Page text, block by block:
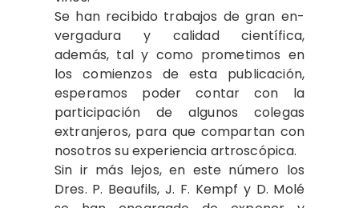
Se han recibido trabajos de gran en­
vergadura y calidad científica,
además, tal y como prometimos en
los comien­zos de esta publicación,
esperamos po­der contar con la
participación de algu­nos colegas
extranjeros, para que com­partan con
nosotros su experiencia ar­troscópica.
Sin ir más lejos, en este número los
Dres. P. Beaufils, J. F. Kempf y D. Molé